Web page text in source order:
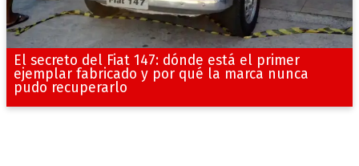
El secreto del Fiat 147: dónde está el primer
ejemplar fabricado y por qué la marca nunca
pudo recuperarlo